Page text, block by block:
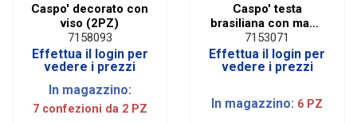
Caspo' decorato con
viso (2PZ)
7158093
Effettua il login per
vedere i prezzi
In magazzino:
7 confezioni da 2 PZ
Caspo' testa
brasiliana con mano
sul viso H 30cm
7153071
Effettua il login per
vedere i prezzi
In magazzino: 6 PZ